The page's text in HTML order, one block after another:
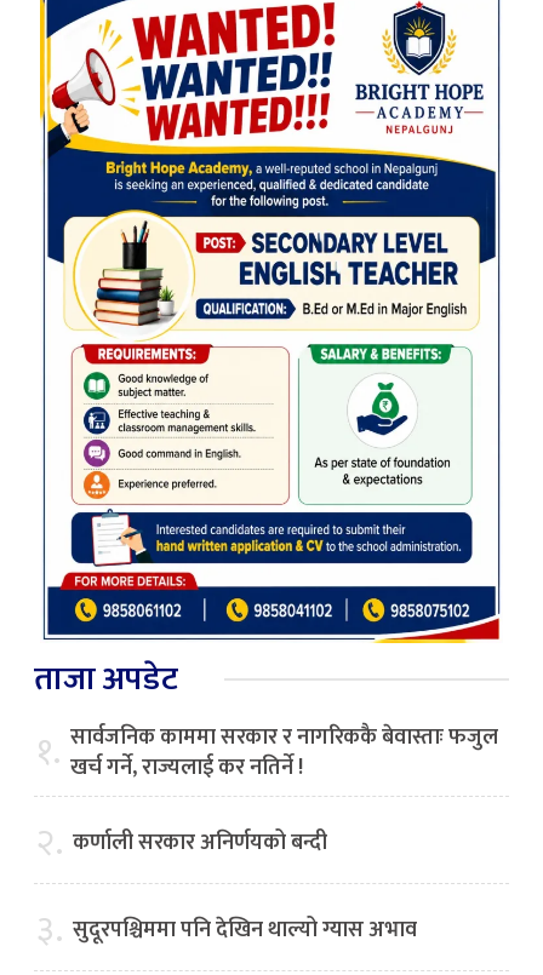
ताजा अपडेट
१. सार्वजनिक काममा सरकार र नागरिककै बेवास्ताः फजुल
खर्च गर्ने, राज्यलाई कर नतिर्ने !
२. कर्णाली सरकार अनिर्णयको बन्दी
३. सुदूरपश्चिममा पनि देखिन थाल्यो ग्यास अभाव